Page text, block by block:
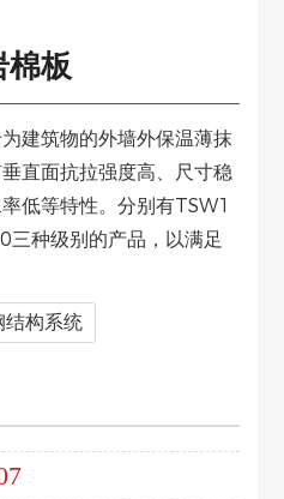
棉板
建筑物的外墙外保温薄抹
直面抗拉强度高、尺寸稳
低等特性。分别有TSW1
种级别的产品，以满足
结构系统